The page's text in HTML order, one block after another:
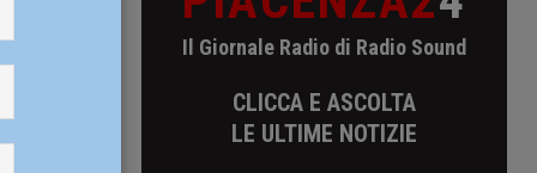
Il Giornale Radio di Radio Sound
CLICCA E ASCOLTA
LE ULTIME NOTIZIE